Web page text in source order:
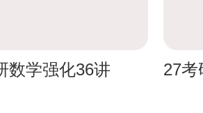
数学强化36讲 27考